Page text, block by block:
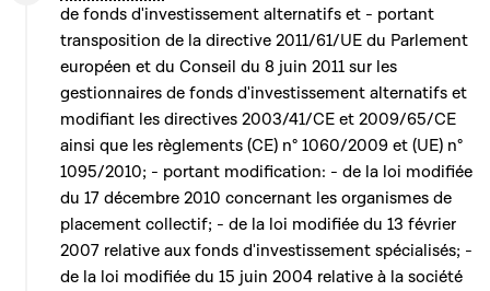
de fonds d'investissement alternatifs et - portant
transposition de la directive 2011/61/UE du Parlement
européen et du Conseil du 8 juin 2011 sur les
gestionnaires de fonds d'investissement alternatifs et
modifiant les directives 2003/41/CE et 2009/65/CE
ainsi que les règlements (CE) n° 1060/2009 et (UE) n°
1095/2010; - portant modification: - de la loi modifiée
du 17 décembre 2010 concernant les organismes de
placement collectif; - de la loi modifiée du 13 février
2007 relative aux fonds d'investissement spécialisés; -
de la loi modifiée du 15 juin 2004 relative à la société